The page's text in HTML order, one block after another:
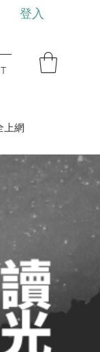
登入
上網